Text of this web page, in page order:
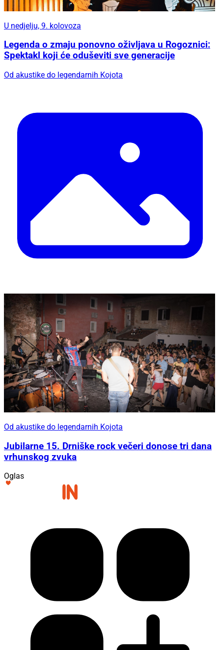
U nedjelju, 9. kolovoza
Legenda o zmaju ponovno oživljava u Rogoznici:
Spektakl koji će oduševiti sve generacije
Od akustike do legendarnih Kojota
Od akustike do legendarnih Kojota
Jubilarne 15. Drniške rock večeri donose tri dana
vrhunskog zvuka
Oglas